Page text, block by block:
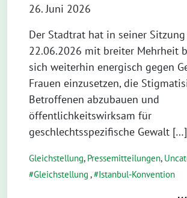
26. Juni 2026
Der Stadtrat hat in seiner
22.06.2026 mit breiter Mehrheit
sich weiterhin energisch gegen
Frauen einzusetzen, die
Betroffenen abzubauen und
öffentlichkeitswirksam für
geschlechtsspezifische Gewalt […]
Gleichstellung, Pressemitteilungen,
Gleichstellung , Istanbul-Konvention